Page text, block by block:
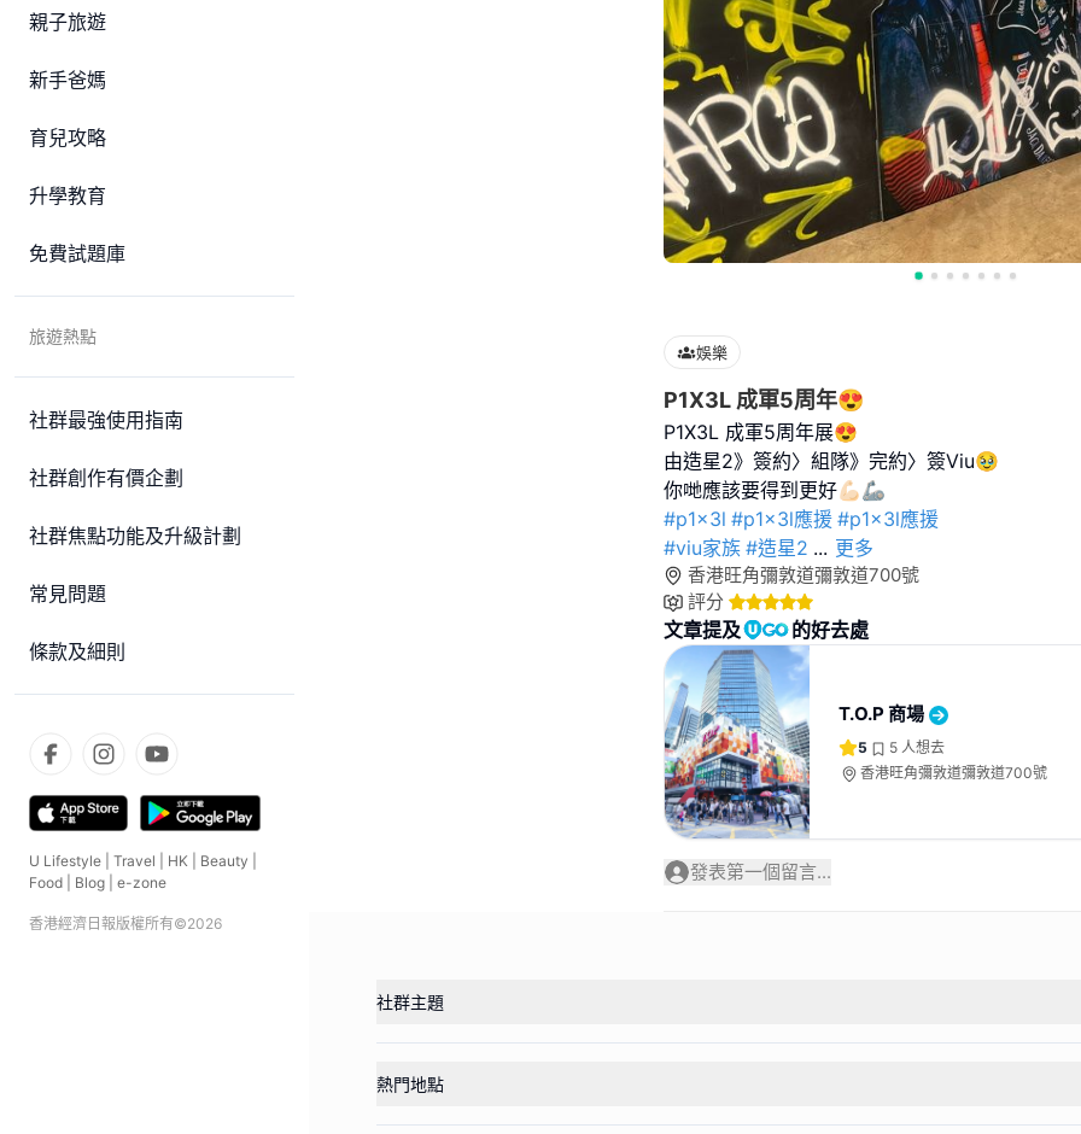
親子旅遊
新手爸媽
育兒攻略
升學教育
免費試題庫
旅遊熱點
社群最強使用指南
社群創作有價企劃
社群焦點功能及升級計劃
常見問題
條款及細則
U Lifestyle Travel HK Beauty
Food
Blog e-zone
香港經濟日報版權所有©2026
娛樂
P1X3L 成軍5周年😍
P1X3L 成軍5周年展😍
由造星2》簽約〉組隊》完約〉簽Viu🥹
#p1x3l #p1x3l應援 #p1x3l應援
#viu家族 #造星2 ... 更多
香港旺角彌敦道彌敦道700號
評分
文章提及 的好去處
T.O.P 商場
5 5 人想去
香港旺角彌敦道彌敦道700號
發表第一個留言...
社群主題
熱門地點